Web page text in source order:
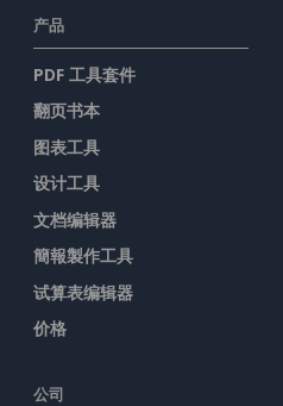
产品
PDF 工具套件
翻页书本
图表工具
设计工具
文档编辑器
簡報製作工具
试算表编辑器
价格
公司